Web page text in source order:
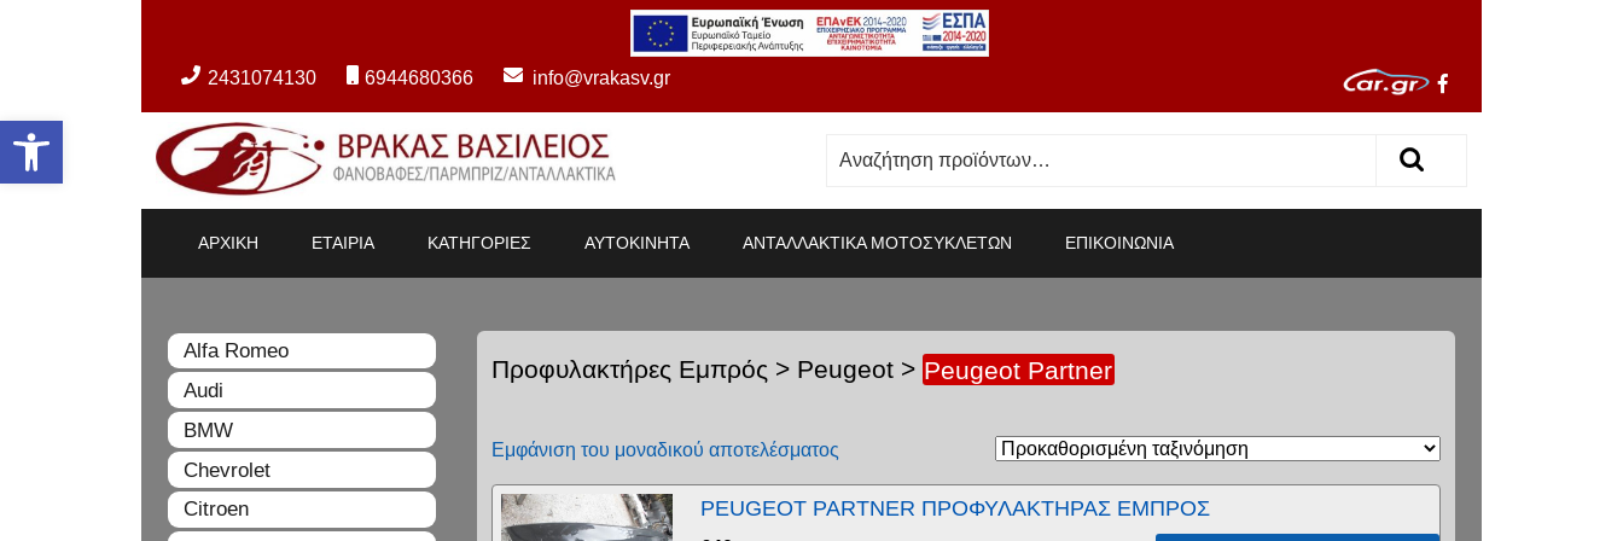
Ανοίξτε τη γραμμή εργαλείων
2431074130 6944680366 info@vrakasv.gr
ΑΡΧΙΚΗ ΕΤΑΙΡΙΑ ΚΑΤΗΓΟΡΙΕΣ ΑΥΤΟΚΙΝΗΤΑ ΑΝΤΑΛΛΑΚΤΙΚΑ ΜΟΤΟΣΥΚΛΕΤΩΝ ΕΠΙΚΟΙΝΩΝΙΑ
Προφυλακτήρες Εμπρός > Peugeot> Peugeot Partner
Εμφάνιση του μοναδικού αποτελέσματος
PEUGEOT PARTNER ΠΡΟΦΥΛΑΚΤΗΡΑΣ ΕΜΠΡΟΣ
Alfa Romeo
Audi
BMW
Chevrolet
Citroen